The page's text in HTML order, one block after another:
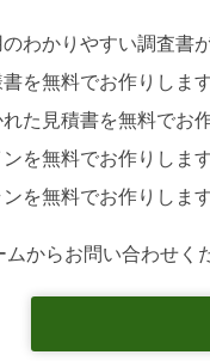
わかりやすい調査書
を無料でお作りします
た見積書を無料でお
を無料でお作りします
を無料でお作りします
ムからお問い合わせく